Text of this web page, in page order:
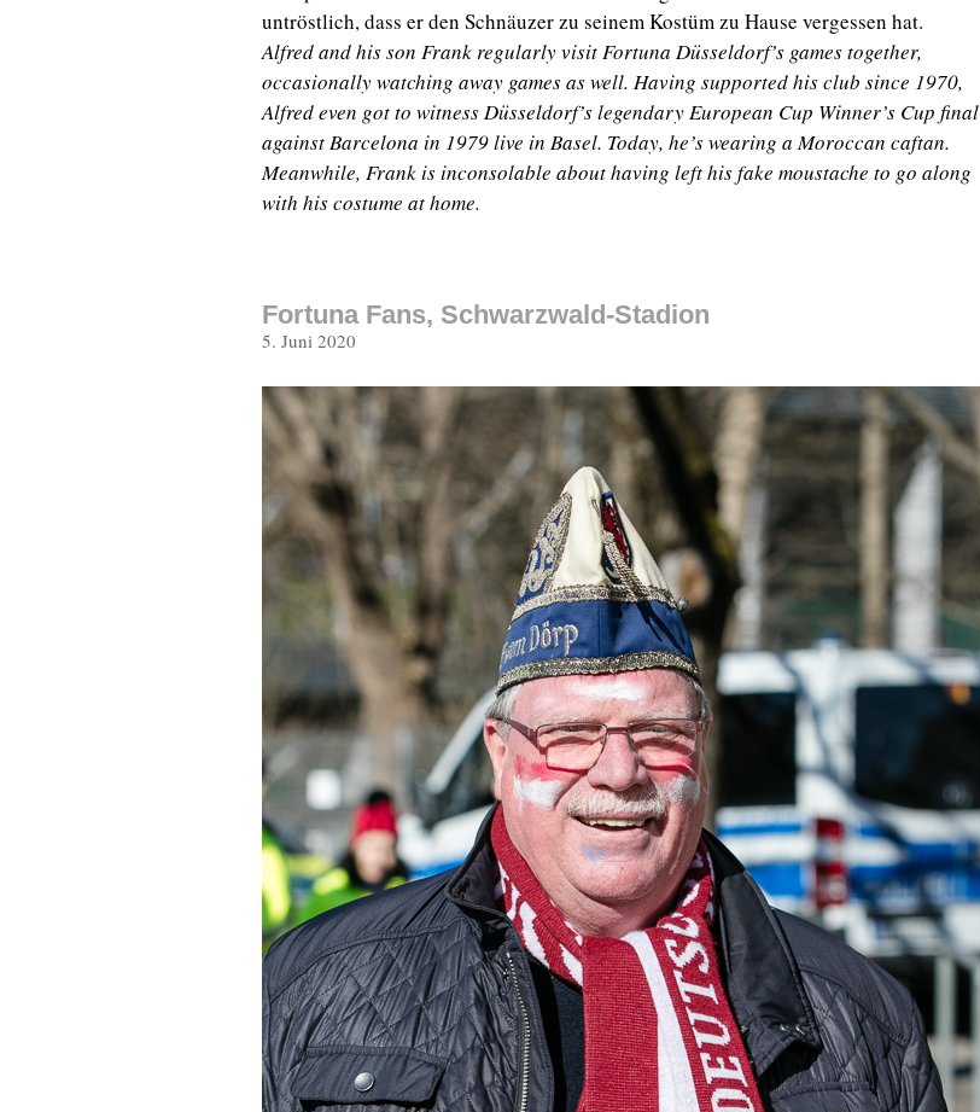
untröstlich, dass er den Schnäuzer zu seinem Kostüm zu Hause vergessen hat.
Alfred and his son Frank regularly visit Fortuna Düsseldorf’s games together,
occasionally watching away games as well. Having supported his club since 1970,
Alfred even got to witness Düsseldorf’s legendary European Cup Winner’s Cup final
against Barcelona in 1979 live in Basel. Today, he’s wearing a Moroccan caftan.
Meanwhile, Frank is inconsolable about having left his fake moustache to go along
with his costume at home.
Fortuna Fans, Schwarzwald-Stadion
Veröffentlicht
5. Juni 2020